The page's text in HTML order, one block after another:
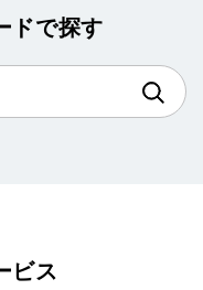
ドで探す
ビス